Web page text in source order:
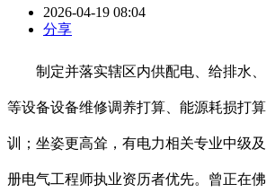
2026-04-19 08:04
分享
制定并落实辖区内供配电、给排水、
等设备设备维修调养打算、能源耗损打
训；坐姿更高耸，有电力相关专业中级
册电气工程师执业资历者优先。曾正在